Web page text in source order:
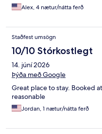
Alex, 4 nætur/nátta ferð
Staðfest umsögn
10/10 Stórkostlegt
14. júní 2026
Þýða með Google
Great place to stay. Booked
reasonable
Jordan, 1 nætur/nátta ferð